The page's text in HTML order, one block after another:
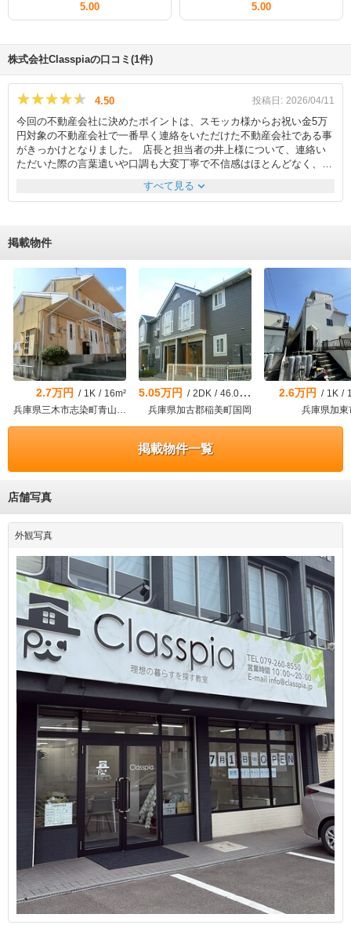
5.00 5.00
株式会社Classpiaの口コミ(1件)
★★★★★
★★★★★ 4.50 投稿日: 2026/04/11
今回の不動産会社に決めたポイントは、スモッカ様からお祝い金5万
円対象の不動産会社で一番早く連絡をいただけた不動産会社である事
がきっかけとなりました。 店長と担当者の井上様について、連絡い
ただいた際の言葉遣いや口調も大変丁寧で不信感はほとんどなく、当
該物件以外の他の物件もご紹介いただいた際に質問した際もすぐに管
理会社へ確認しその日のうちにご回答いただき対応の早さも非常に良
た。また初期費用についても余計なオプション等は明確に記載があ
り、聞くことで外すことや自身で調べて契約した火災保険でも一部補
償上限額等の条件を満たせば可能であることも回答いただけました。
今後は管理会社とのやりとりが多くなりますが、また賃貸で不動産会
社にお部屋探しや契約する際は迅速丁寧な対応、信頼出来る今回の管
理会社を利用したいと思いました。
すべて見る expand_more
掲載物件
2.7万円 / 1K / 16m²
兵庫県三木市志染町青山3丁目
5.05万円 / 2DK / 46.06m²
兵庫県加古郡稲美町国岡
2.6万円 / 1K /
兵庫県加東
掲載物件一覧
店舗写真
外観写真